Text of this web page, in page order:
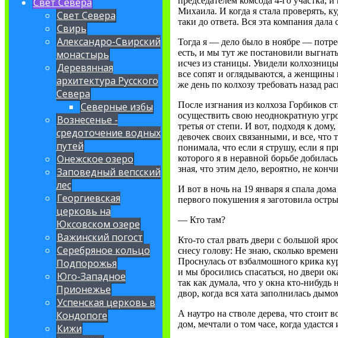
Свет Севера
Свирь
Александро-Свирский
монастырь
Деревянная
архитектура Русского
Севера
Северные избы
Вознесенье -
средоточение водных
путей
Онежское озеро
Заповедный вепсский
лес
Георгиевская
церковь на
Юксовском озере
Важинский погост
Серебряное кольцо
Подпорожья
Юго-Западное
Прионежье
Успенская церковь в
Кондопоге
Кижи
Михаила. И когда я стала проверять,
таки до ответа. Вся эта компания
Тогда я — дело было в ноябре —
есть, и мы тут же постановили
исчез из станицы. Увидели
все сопят и оглядываются, а
же день по колхозу требовать назад
После изгнания из колхоза Горбиков
осуществить свою неоднократную
третья от степи. И вот, подходя к
девочек своих связанными, и все,
понимала, что если я струшу, если я
которого я в неравной борьбе
зная, что этим дело, вероятно, не
И вот в ночь на 19 января я спала
первого покушения я заготовила
— Кто там?
Кто-то стал рвать двери с большой
снесу голову: Не знаю, сколько
Проснулась от взбалмошного крика
и мы бросились спасаться, но двери
так как думала, что у окна кто-нибудь
двор, когда вся хата заполнилась
А наутро на стволе дерева, что
дом, мечтали о том часе, когда